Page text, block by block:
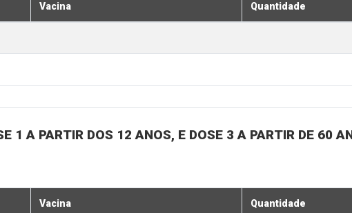
Vacina Quantidade
1 A PARTIR DOS 12 ANOS, E DOSE 3 A PARTIR DE 60
Vacina Quantidade